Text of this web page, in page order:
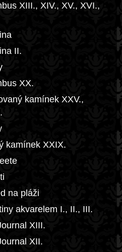
XIII., XIV., XV., XVI.,
II.
XX.
kamínek XXV.,
kamínek XXIX.
na pláži
akvarelem I., II., III.
XIII.
XII.